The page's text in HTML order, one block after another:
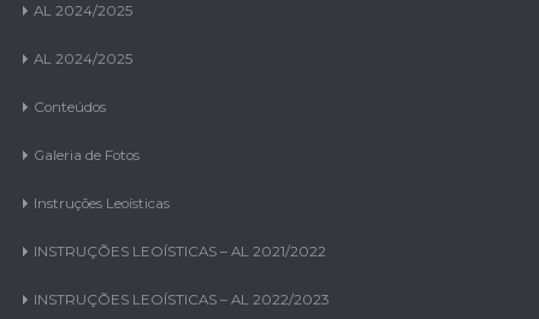
AL 2024/2025
AL 2024/2025
Conteúdos
Galeria de Fotos
Instruções Leoísticas
INSTRUÇÕES LEOÍSTICAS – AL 2021/2022
INSTRUÇÕES LEOÍSTICAS – AL 2022/2023